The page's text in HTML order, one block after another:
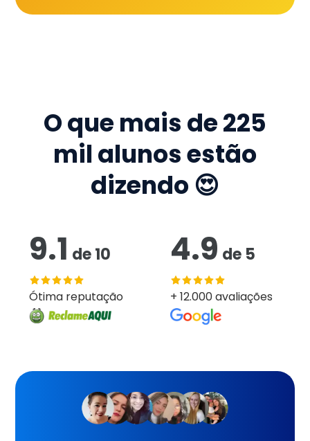
O que mais de225
mil alunos estão
dizendo 😍
9.1 de10
Ótima reputação
4.9 de 5
+ 12.000 avaliações